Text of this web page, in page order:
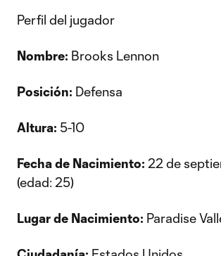
Perfil del jugador
Nombre: Brooks Lennon
Posición: Defensa
Altura: 5-10
Fecha de Nacimiento: 22 de
(edad: 25)
Lugar de Nacimiento: Paradise